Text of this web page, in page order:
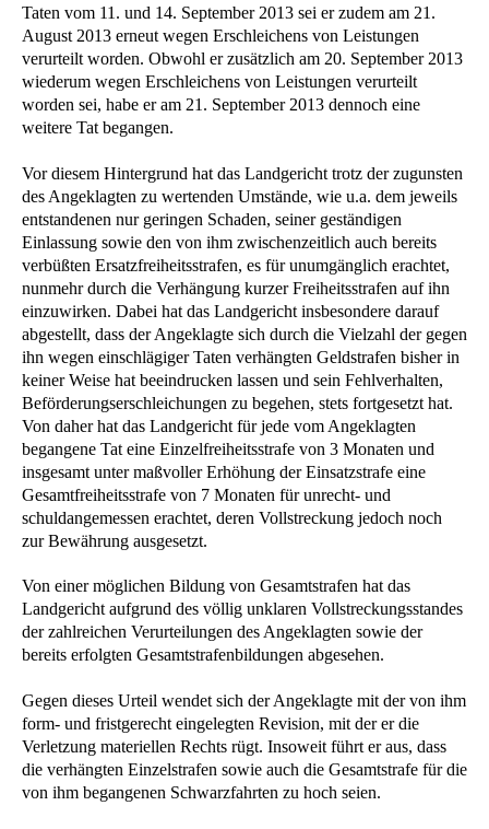
Taten vom 11. und 14. September 2013 sei er zudem am 21.
August 2013 erneut wegen Erschleichens von Leistungen
verurteilt worden. Obwohl er zusätzlich am 20. September 2013
wiederum wegen Erschleichens von Leistungen verurteilt
worden sei, habe er am 21. September 2013 dennoch eine
weitere Tat begangen.
Vor diesem Hintergrund hat das Landgericht trotz der zugunsten
des Angeklagten zu wertenden Umstände, wie u.a. dem jeweils
entstandenen nur geringen Schaden, seiner geständigen
Einlassung sowie den von ihm zwischenzeitlich auch bereits
verbüßten Ersatzfreiheitsstrafen, es für unumgänglich erachtet,
nunmehr durch die Verhängung kurzer Freiheitsstrafen auf ihn
einzuwirken. Dabei hat das Landgericht insbesondere darauf
abgestellt, dass der Angeklagte sich durch die Vielzahl der gegen
ihn wegen einschlägiger Taten verhängten Geldstrafen bisher in
keiner Weise hat beeindrucken lassen und sein Fehlverhalten,
Beförderungserschleichungen zu begehen, stets fortgesetzt hat.
Von daher hat das Landgericht für jede vom Angeklagten
begangene Tat eine Einzelfreiheitsstrafe von 3 Monaten und
insgesamt unter maßvoller Erhöhung der Einsatzstrafe eine
Gesamtfreiheitsstrafe von 7 Monaten für unrecht- und
schuldangemessen erachtet, deren Vollstreckung jedoch noch
zur Bewährung ausgesetzt.
Von einer möglichen Bildung von Gesamtstrafen hat das
Landgericht aufgrund des völlig unklaren Vollstreckungsstandes
der zahlreichen Verurteilungen des Angeklagten sowie der
bereits erfolgten Gesamtstrafenbildungen abgesehen.
Gegen dieses Urteil wendet sich der Angeklagte mit der von ihm
form- und fristgerecht eingelegten Revision, mit der er die
Verletzung materiellen Rechts rügt. Insoweit führt er aus, dass
die verhängten Einzelstrafen sowie auch die Gesamtstrafe für die
von ihm begangenen Schwarzfahrten zu hoch seien.